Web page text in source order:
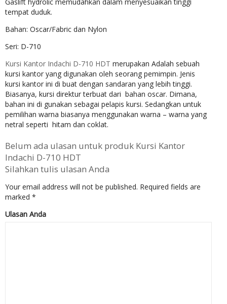
tempat duduk.
Bahan: Oscar/Fabric dan Nylon
Seri: D-710
Kursi Kantor Indachi D-710 HDT merupakan Adalah sebuah
kursi kantor yang digunakan oleh seorang pemimpin. Jenis
kursi kantor ini di buat dengan sandaran yang lebih tinggi.
Biasanya, kursi direktur terbuat dari bahan oscar. Dimana,
bahan ini di gunakan sebagai pelapis kursi. Sedangkan untuk
pemilihan warna biasanya menggunakan warna – warna yang
netral seperti hitam dan coklat.
Belum ada ulasan untuk produk Kursi Kantor
Indachi D-710 HDT
Silahkan tulis ulasan Anda
Your email address will not be published. Required fields are
marked *
Ulasan Anda